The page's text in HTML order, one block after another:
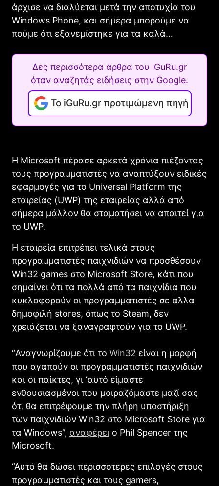
άρχισε να διαλύεται μετά την αποτυχία του
Windows Phone, και σήμερα μπορούμε να
πούμε ότι εξανεμίστηκε για τα καλά…
Δες περισσότερα άρθρα του iGuRu.gr
όταν αναζητάς ειδήσεις στην Google.
Το iGuRu.gr προτιμώμενη πηγή
Η Microsoft πέρασε αρκετά χρόνια πιέζοντας
τους προγραμματιστές να αναπτύξουν ειδικές
εφαρμογές για το Universal Platform της
εταιρείας (UWP) της εταιρείας αλλά από
σήμερα μάλλον θα σταματήσει να απαιτεί για
το UWP.
Η εταιρεία επιτρέπει τελικά στους
προγραμματιστές παιχνιδιών να προσθέσουν
Win32 games στο Microsoft Store, κάτι που
σημαίνει ότι τα πολλά από τα παιχνίδια που
κυκλοφορούν οι προγραμματιστές σε άλλα
δημοφιλή stores, όπως το Steam, δεν
χρειάζεται να ξαναγραφτούν για το UWP.
“Αναγνωρίζουμε ότι το Win32 είναι η μορφή
που αγαπούν οι προγραμματιστές παιχνιδιών
και οι παίκτες, γι ‘αυτό είμαστε
ενθουσιασμένοι που μοιραζόμαστε μαζί σας
ότι θα επιτρέψουμε την πλήρη υποστήριξη
των παιχνιδιών Win32 στο Microsoft Store για
τα Windows”, αναφέρει ο Phil Spencer της
Microsoft.
“Αυτό θα δώσει περισσότερες επιλογές στους
προγραμματιστές και τους gamers,